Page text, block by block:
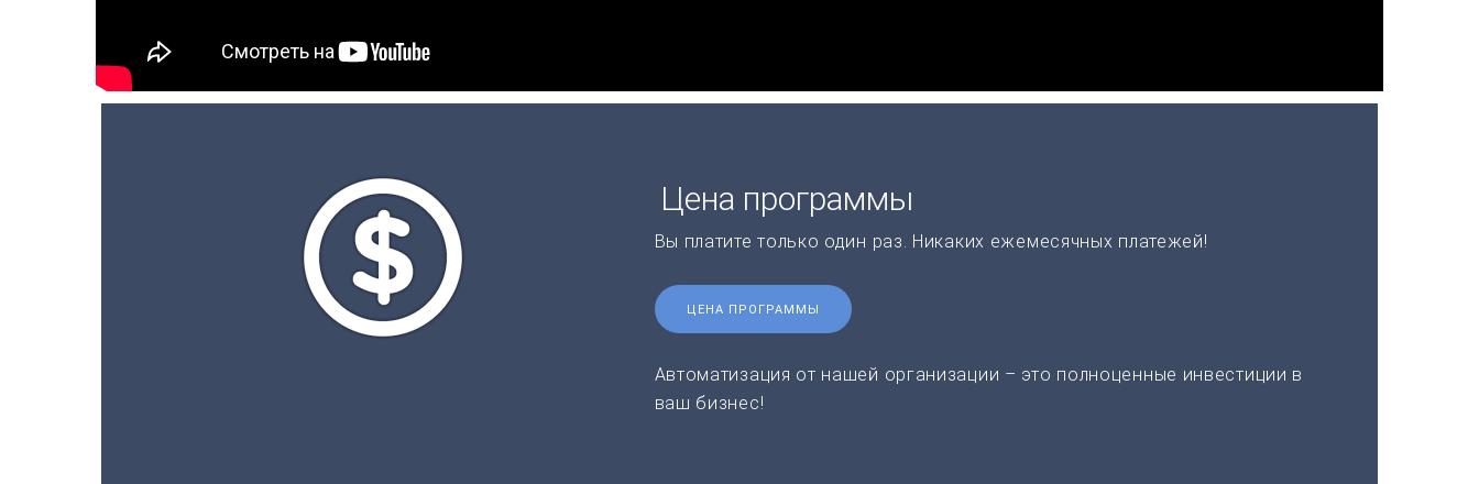
Цена программы
Вы платите только один раз. Никаких ежемесячных платежей!
ЦЕНА ПРОГРАММЫ
Автоматизация от нашей организации – это полноценные инвестиции в
ваш бизнес!